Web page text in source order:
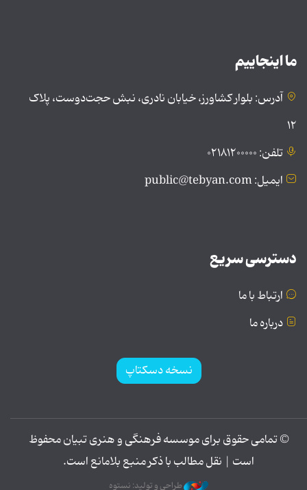
ما اینجاییم
آدرس: بلوار کشاورز، خیابان نادری، نبش حجت‌دوست، پلاک
۱۲
تلفن: ۰۲۱۸۱۲۰۰۰۰۰
ایمیل: public@tebyan.com
دسترسی سریع
ارتباط با ما
درباره ما
نسخه دسکتاپ
© تمامی حقوق برای موسسه فرهنگی و هنری تبیان محفوظ
است | نقل مطالب با ذکر منبع بلامانع است.
طراحی و تولید: نستوه